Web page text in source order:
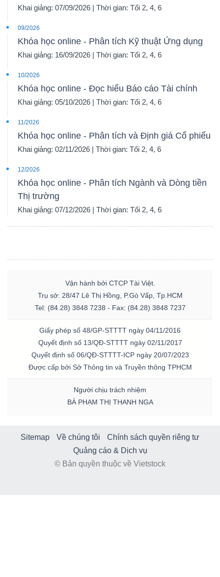
Khai giảng: 07/09/2026 | Thời gian: Tối 2, 4, 6
09/2026
Khóa học online - Phân tích Kỹ thuật Ứng dụng
Khai giảng: 16/09/2026 | Thời gian: Tối 2, 4, 6
10/2026
Khóa học online - Đọc hiểu Báo cáo Tài chính
Khai giảng: 05/10/2026 | Thời gian: Tối 2, 4, 6
11/2026
Khóa học online - Phân tích và Định giá Cổ phiếu
Khai giảng: 02/11/2026 | Thời gian: Tối 2, 4, 6
12/2026
Khóa học online - Phân tích Ngành và Dòng tiền
Thị trường
Khai giảng: 07/12/2026 | Thời gian: Tối 2, 4, 6
Vận hành bởi CTCP Tài Việt.
Trụ sở: 28/47 Lê Thị Hồng, P.Gò Vấp, Tp.HCM
Tel: (84.28) 3848 7238 - Fax: (84.28) 3848 7237
Giấy phép số 48/GP-STTTT ngày 04/11/2016
Quyết định số 13/QĐ-STTTT ngày 02/11/2017
Quyết định số 06/QĐ-STTTT-ICP ngày 20/07/2023
Được cấp bởi Sở Thông tin và Truyền thông TPHCM
Người chịu trách nhiệm
BÀ PHẠM THỊ THANH NGA
Sitemap Về chúng tôi
Chính sách quyền riêng tư
Quảng cáo & Dịch vụ
© Bản quyền thuộc về Vietstock